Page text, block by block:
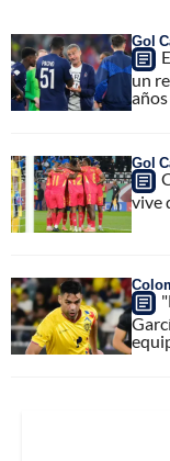
Gol
un
años
Gol
vive